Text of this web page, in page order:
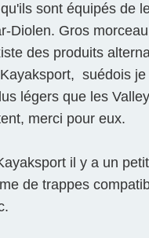
sont équipés de
Diolen. Gros
des produits
suédois je
légers que les
merci pour eux.
il y a un
de trappes